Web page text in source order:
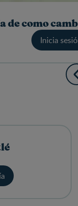
de como
Inicia